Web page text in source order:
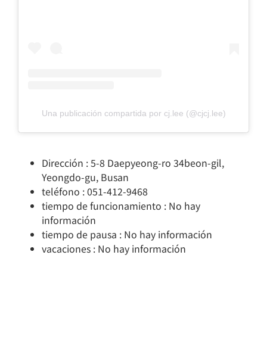
Una publicación compartida por cj.lee (@cjcj.lee)
Dirección : 5-8 Daepyeong-ro 34beon-gil,
Yeongdo-gu, Busan
teléfono : 051-412-9468
tiempo de funcionamiento : No hay
información
tiempo de pausa : No hay información
vacaciones : No hay información